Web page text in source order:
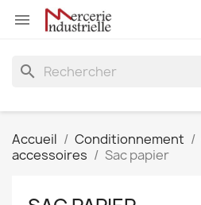

search
Accueil Conditionnement
accessoires
Sac papier